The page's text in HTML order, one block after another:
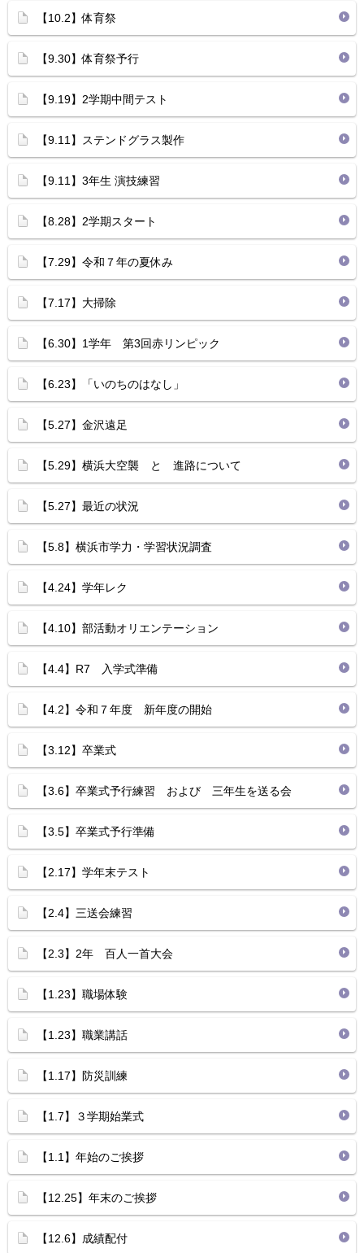
【10.2】体育祭
【9.30】体育祭予行
【9.19】2学期中間テスト
【9.11】ステンドグラス製作
【9.11】3年生 演技練習
【8.28】2学期スタート
【7.29】令和７年の夏休み
【7.17】大掃除
【6.30】1学年 第3回赤リンピック
【6.23】「いのちのはなし」
【5.27】金沢遠足
【5.29】横浜大空襲 と 進路について
【5.27】最近の状況
【5.8】横浜市学力・学習状況調査
【4.24】学年レク
【4.10】部活動オリエンテーション
【4.4】R7 入学式準備
【4.2】令和７年度 新年度の開始
【3.12】卒業式
【3.6】卒業式予行練習 および 三年生を送る会
【3.5】卒業式予行準備
【2.17】学年末テスト
【2.4】三送会練習
【2.3】2年 百人一首大会
【1.23】職場体験
【1.23】職業講話
【1.17】防災訓練
【1.7】３学期始業式
【1.1】年始のご挨拶
【12.25】年末のご挨拶
【12.6】成績配付